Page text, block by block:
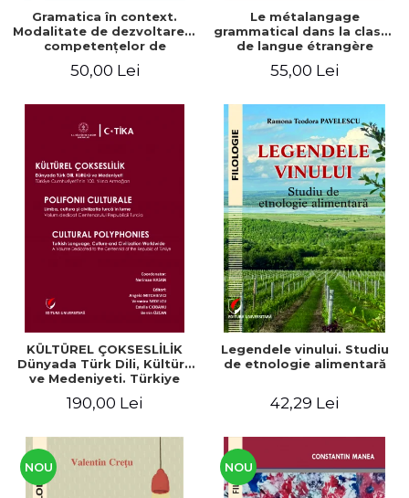
Gramatica în context.
Modalitate de dezvoltare a
competenţelor de
limbii franceze
50,00 Lei
Le métalangage
grammatical dans la classe
de langue étrangère
55,00 Lei
KÜLTÜREL ÇOKSESLİLİK
Dünyada Türk Dili, Kültürü
ve Medeniyeti. Türkiye
Armağan/ POLIFONII
și civilizația turcă în lume.
Centenarului
190,00 Lei
Legendele vinului. Studiu
de etnologie alimentară
42,29 Lei
NOU NOU